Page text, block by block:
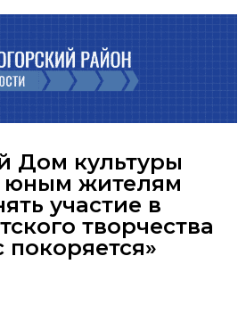
Дом культуры
юным жителям
участие в
творчества